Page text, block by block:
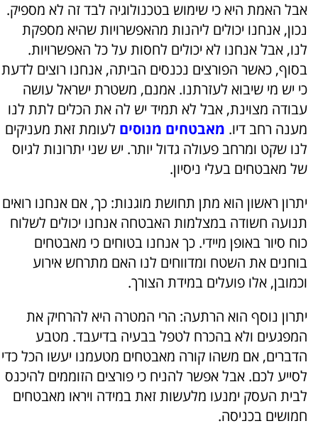
אבל האמת היא כי שימוש בטכנולוגיה לבד זה לא מספיק.
נכון, אנחנו יכולים ליהנות מהאפשרויות שהיא מספקת
לנו, אבל אנחנו לא יכולים לחסות על כל האפשרויות.
בסוף, כאשר הפורצים נכנסים הביתה, אנחנו רוצים לדעת
כי יש מי שיבוא לעזרתנו. אמנם, משטרת ישראל עושה
עבודה מצוינת, אבל לא תמיד יש לה את הכלים לתת לנו
מענה רחב דיו. מאבטחים מנוסים לעומת זאת מעניקים
לנו שקט ומרחב פעולה גדול יותר. יש שני יתרונות לגיוס
של מאבטחים בעלי ניסיון.
יתרון ראשון הוא מתן תחושת מוגנות: כך, אם אנחנו רואים
תנועה חשודה במצלמות האבטחה אנחנו יכולים לשלוח
כוח סיור באופן מיידי. כך אנחנו בטוחים כי מאבטחים
בוחנים את השטח ומדווחים לנו האם מתרחש אירוע
וכמובן, אלו פועלים במידת הצורך.
יתרון נוסף הוא הרתעה: הרי המטרה היא להרחיק את
המפגעים ולא בהכרח לטפל בבעיה בדיעבד. מטבע
הדברים, אם משהו קורה מאבטחים מטעמנו יעשו הכל כדי
לסייע לכם. אבל אפשר להניח כי פורצים הזוממים להיכנס
לבית העסק ימנעו מלעשות זאת במידה ויראו מאבטחים
חמושים בכניסה.